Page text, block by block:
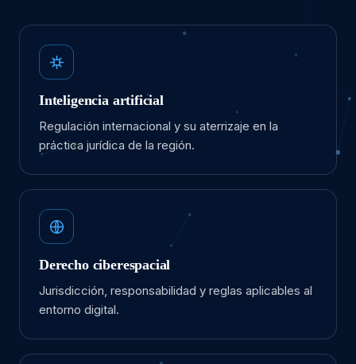
Inteligencia artificial
Regulación internacional y su aterrizaje en la
práctica jurídica de la región.
Derecho ciberespacial
Jurisdicción, responsabilidad y reglas aplicables al
entorno digital.